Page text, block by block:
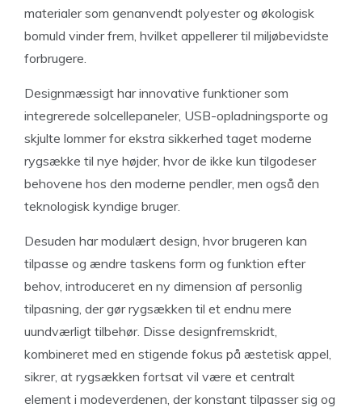
materialer som genanvendt polyester og økologisk
bomuld vinder frem, hvilket appellerer til miljøbevidste
forbrugere.
Designmæssigt har innovative funktioner som
integrerede solcellepaneler, USB-opladningsporte og
skjulte lommer for ekstra sikkerhed taget moderne
rygsække til nye højder, hvor de ikke kun tilgodeser
behovene hos den moderne pendler, men også den
teknologisk kyndige bruger.
Desuden har modulært design, hvor brugeren kan
tilpasse og ændre taskens form og funktion efter
behov, introduceret en ny dimension af personlig
tilpasning, der gør rygsækken til et endnu mere
uundværligt tilbehør. Disse designfremskridt,
kombineret med en stigende fokus på æstetisk appel,
sikrer, at rygsækken fortsat vil være et centralt
element i modeverdenen, der konstant tilpasser sig og